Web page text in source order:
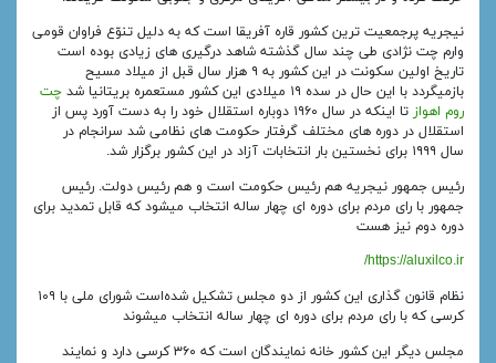
نیجریه پرجمعیت‌ ترین کشور قاره آفریقا است که به دلیل تنوّع فراوان قومی
وارم چت نژادی طی چند سال گذشته شاهد درگیری‌ های زیادی بوده‌ است
تاریخ اولین سکونت در این کشور به ۹ هزار سال قبل از میلاد مسیح
بازمیگردد با این حال در سده ۱۹ میلادی این کشور مستعمره بریتانیا شد
چت
روم اهواز
تا اینکه در سال ۱۹۶۰ دوباره استقلال خود را به دست آورد پس از
استقلال در دوره‌ های مختلف گرفتار حکومت‌ های نظامی شد سرانجام در
سال ۱۹۹۹ برای نخستین بار انتخابات آزاد در این کشور برگزار شد.
رئیس‌ جمهور نیجریه هم رئیس حکومت است و هم رئیس دولت. رئیس‌
جمهور با رای مردم برای دوره‌ ای چهار ساله انتخاب میشود که قابل تمدید برای
دوره دوم نیز هست
https://aluxilco.ir/
نظام قانون گذاری این کشور از دو مجلس تشکیل شده‌است شورای ملی با ۱۰۹
کرسی که با رای مردم برای دوره‌ ای چهار ساله انتخاب میشوند
مجلس دیگر این کشور خانه نمایندگان است که ۳۶۰ کرسی دارد و نمایند